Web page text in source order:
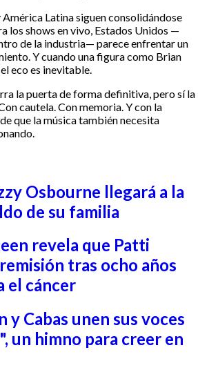
Latina siguen consolidándose
los shows en vivo, Estados Unidos —
de la industria— parece enfrentar un
Y cuando una figura como Brian
eco es inevitable.
la puerta de forma definitiva, pero sí la
cautela. Con memoria. Y con la
que la música también necesita
Osbourne llegará a la
de su familia
revela que Patti
tras ocho años
el cáncer
y Cabas unen sus voces
un himno para creer en